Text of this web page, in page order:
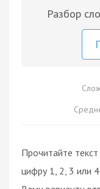
Разбор
Прочитайте
цифру 1, 2, 3 или